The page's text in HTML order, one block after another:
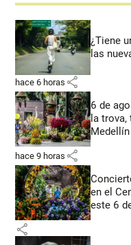
¿Tiene
las
hace 6 horas share
6 de
la
Medellín
hace 9 horas share
en el
este 6
share